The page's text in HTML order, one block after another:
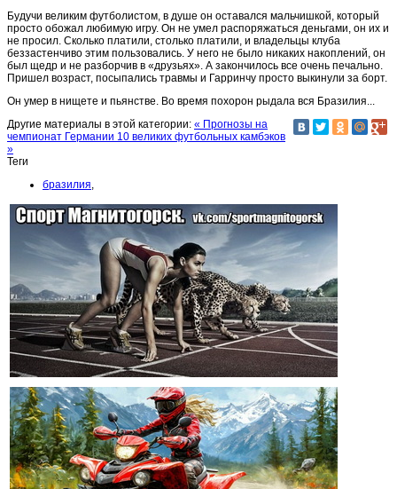
Будучи великим футболистом, в душе он оставался мальчишкой, который
просто обожал любимую игру. Он не умел распоряжаться деньгами, он их и
не просил. Сколько платили, столько платили, и владельцы клуба
беззастенчиво этим пользовались. У него не было никаких накоплений, он
был щедр и не разборчив в «друзьях». А закончилось все очень печально.
Пришел возраст, посыпались травмы и Гарринчу просто выкинули за борт.
Он умер в нищете и пьянстве. Во время похорон рыдала вся Бразилия...
Другие материалы в этой категории: « Прогнозы на
чемпионат Германии 10 великих футбольных камбэков
»
Теги
бразилия,